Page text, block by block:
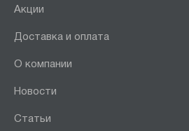
Акции
Доставка и оплата
О компании
Новости
Статьи